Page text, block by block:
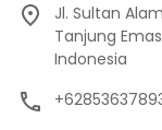
Jl. Sultan
Tanjung
Indonesia